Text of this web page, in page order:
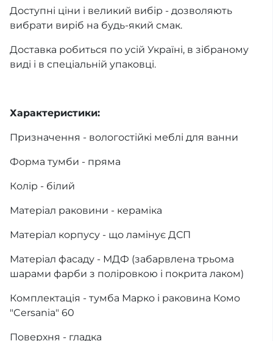
Доступні ціни і великий вибір - дозволяють
вибрати виріб на будь-який смак.
Доставка робиться по усій Україні, в зібраному
виді і в спеціальній упаковці.
Характеристики:
Призначення - вологостійкі меблі для ванни
Форма тумби - пряма
Колір - білий
Матеріал раковини - кераміка
Матеріал корпусу - що ламінує ДСП
Матеріал фасаду - МДФ (забарвлена трьома
шарами фарби з поліровкою і покрита лаком)
Комплектація - тумба Марко і раковина Комо
"Cersania" 60
Поверхня - гладка